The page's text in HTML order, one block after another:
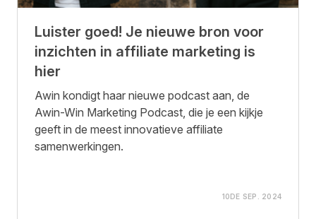
Luister goed! Je nieuwe bron voor
inzichten in affiliate marketing is
hier
Awin kondigt haar nieuwe podcast aan, de
Awin-Win Marketing Podcast, die je een kijkje
geeft in de meest innovatieve affiliate
samenwerkingen.
10DE SEP. 2024